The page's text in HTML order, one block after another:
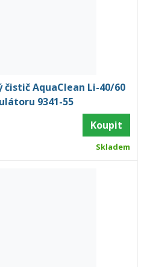
AquaClean Li-40/60
9341-55
Koupit
Skladem